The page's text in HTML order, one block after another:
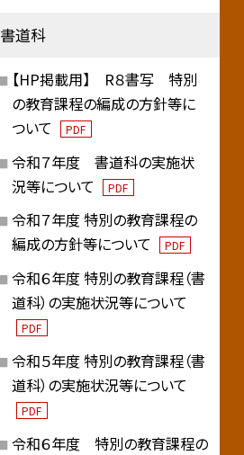
書道科
【HP掲載用】 R８書写 特別
の教育課程の編成の方針等に
ついて
PDF
令和７年度 書道科の実施状
況等について
PDF
令和７年度 特別の教育課程の
編成の方針等について
PDF
令和６年度 特別の教育課程（書
道科）の実施状況等について
PDF
令和５年度 特別の教育課程（書
道科）の実施状況等について
PDF
令和６年度 特別の教育課程の